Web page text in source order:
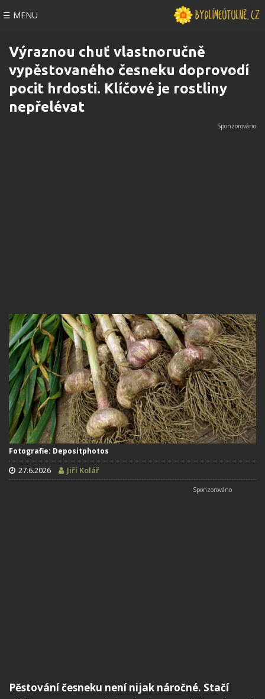
☰ MENU
Výraznou chuť vlastnoručně
vypěstovaného česneku doprovodí
pocit hrdosti. Klíčové je rostliny
nepřelévat
Fotografie: Depositphotos
27.6.2026 Jiří Kolář
Pěstování česneku není nijak náročné. Stačí